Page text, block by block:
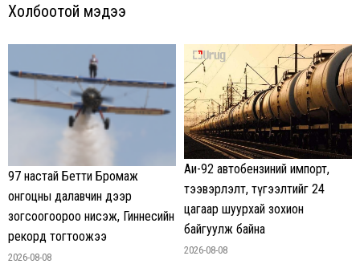
Холбоотой мэдээ
97 настай Бетти Бромаж
онгоцны далавчин дээр
зогсоогоороо нисэж, Гиннесийн
рекорд тогтоожээ
2026-08-08
Аи-92 автобензиний импорт,
тээвэрлэлт, түгээлтийг 24
цагаар шуурхай зохион
байгуулж байна
2026-08-08